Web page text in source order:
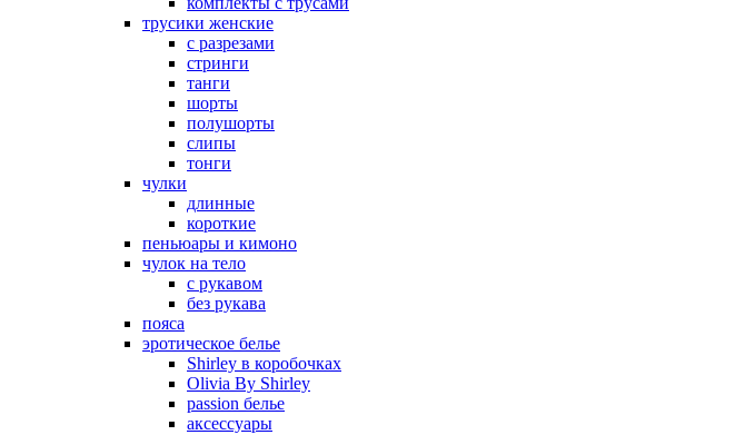
трусики женские
с разрезами
стринги
танги
шорты
полушорты
слипы
тонги
чулки
длинные
короткие
пеньюары и кимоно
чулок на тело
с рукавом
без рукава
пояса
эротическое белье
Shirley в коробочках
Olivia By Shirley
passion белье
аксессуары